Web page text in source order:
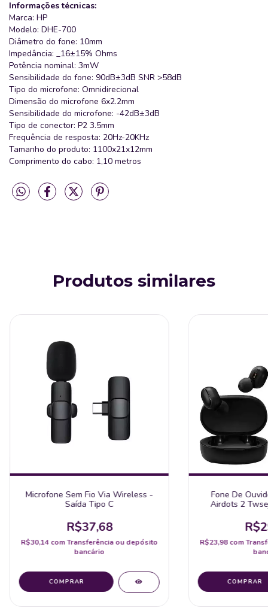
Informações técnicas:
Marca: HP
Modelo: DHE-700
Diâmetro do fone: 10mm
Impedância: _16±15% Ohms
Potência nominal: 3mW
Sensibilidade do fone: 90dB±3dB SNR >58dB
Tipo do microfone: Omnidirecional
Dimensão do microfone 6x2.2mm
Sensibilidade do microfone: -42dB±3dB
Tipo de conector: P2 3.5mm
Frequência de resposta: 20Hz-20KHz
Tamanho do produto: 1100x21x12mm
Comprimento do cabo: 1,10 metros
Produtos similares
Microfone Sem Fio Via Wireless -
Saída Tipo C
R$37,68
R$30,14comTransferência ou depósito
bancário
Fone De
Airdots 2
R$23,98com